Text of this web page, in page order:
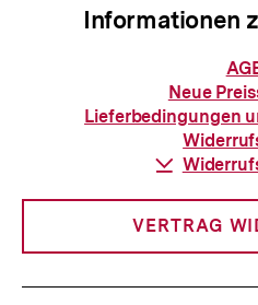
Informationen
Neue
Lieferbedingungen
VERTRAG